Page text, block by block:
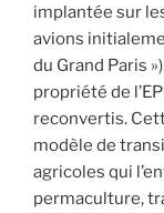
implantée sur
avions
du Grand Paris
propriété de
reconvertis.
modèle de
agricoles qui
permaculture,